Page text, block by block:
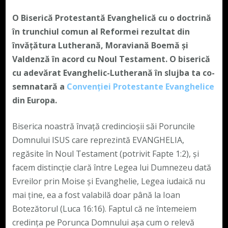
O Biserică Protestantă Evanghelică cu o doctrină
în trunchiul comun al Reformei rezultat din
învățătura Lutherană, Moraviană Boemă și
Valdenză în acord cu Noul Testament. O biserică
cu adevărat Evanghelic-Lutherană în slujba ta co-
semnatară a Convenției Protestante Evanghelice
din Europa.
Biserica noastră învață credincioșii săi Poruncile
Domnului ISUS care reprezintă EVANGHELIA,
regăsite în Noul Testament (potrivit Fapte 1:2), și
facem distincție clară între Legea lui Dumnezeu dată
Evreilor prin Moise și Evanghelie, Legea iudaică nu
mai ține, ea a fost valabilă doar până la Ioan
Botezătorul (Luca 16:16). Faptul că ne întemeiem
credința pe Porunca Domnului așa cum o relevă